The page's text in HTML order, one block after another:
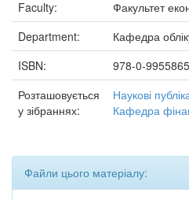
Faculty:
Факультет
Department:
Кафедра
ISBN:
978-0-
Розташовується
у зібраннях:
Наукові
Кафедра
Файли цього матеріалу: